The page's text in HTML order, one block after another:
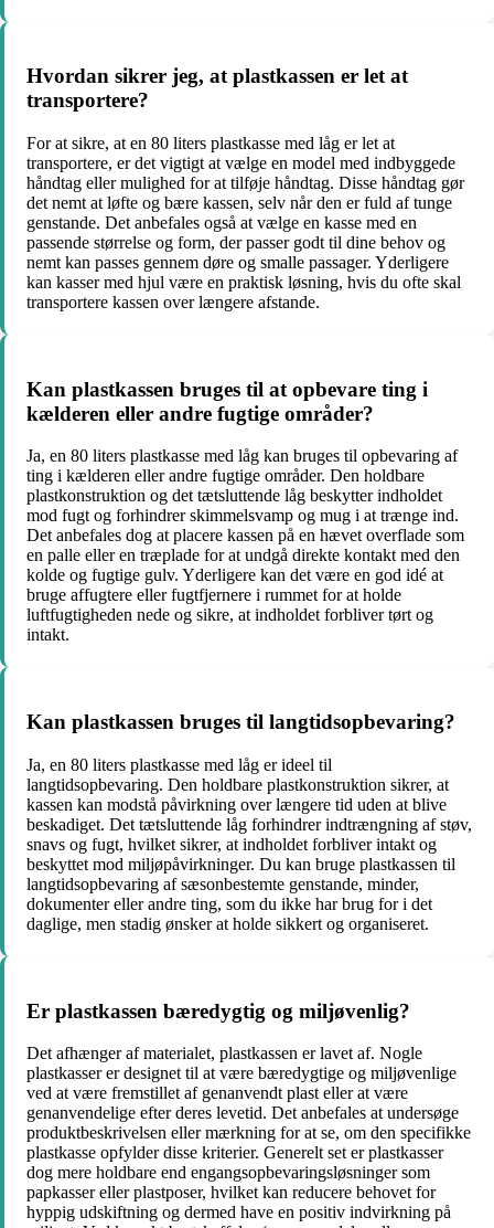
Hvordan sikrer jeg, at plastkassen er let at
transportere?
For at sikre, at en 80 liters plastkasse med låg er let at
transportere, er det vigtigt at vælge en model med indbyggede
håndtag eller mulighed for at tilføje håndtag. Disse håndtag gør
det nemt at løfte og bære kassen, selv når den er fuld af tunge
genstande. Det anbefales også at vælge en kasse med en
passende størrelse og form, der passer godt til dine behov og
nemt kan passes gennem døre og smalle passager. Yderligere
kan kasser med hjul være en praktisk løsning, hvis du ofte skal
transportere kassen over længere afstande.
Kan plastkassen bruges til at opbevare ting i
kælderen eller andre fugtige områder?
Ja, en 80 liters plastkasse med låg kan bruges til opbevaring af
ting i kælderen eller andre fugtige områder. Den holdbare
plastkonstruktion og det tætsluttende låg beskytter indholdet
mod fugt og forhindrer skimmelsvamp og mug i at trænge ind.
Det anbefales dog at placere kassen på en hævet overflade som
en palle eller en træplade for at undgå direkte kontakt med den
kolde og fugtige gulv. Yderligere kan det være en god idé at
bruge affugtere eller fugtfjernere i rummet for at holde
luftfugtigheden nede og sikre, at indholdet forbliver tørt og
intakt.
Kan plastkassen bruges til langtidsopbevaring?
Ja, en 80 liters plastkasse med låg er ideel til
langtidsopbevaring. Den holdbare plastkonstruktion sikrer, at
kassen kan modstå påvirkning over længere tid uden at blive
beskadiget. Det tætsluttende låg forhindrer indtrængning af støv,
snavs og fugt, hvilket sikrer, at indholdet forbliver intakt og
beskyttet mod miljøpåvirkninger. Du kan bruge plastkassen til
langtidsopbevaring af sæsonbestemte genstande, minder,
dokumenter eller andre ting, som du ikke har brug for i det
daglige, men stadig ønsker at holde sikkert og organiseret.
Er plastkassen bæredygtig og miljøvenlig?
Det afhænger af materialet, plastkassen er lavet af. Nogle
plastkasser er designet til at være bæredygtige og miljøvenlige
ved at være fremstillet af genanvendt plast eller at være
genanvendelige efter deres levetid. Det anbefales at undersøge
produktbeskrivelsen eller mærkning for at se, om den specifikke
plastkasse opfylder disse kriterier. Generelt set er plastkasser
dog mere holdbare end engangsopbevaringsløsninger som
papkasser eller plastposer, hvilket kan reducere behovet for
hyppig udskiftning og dermed have en positiv indvirkning på